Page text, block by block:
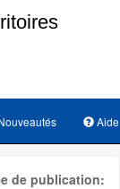
Aide
de publication: